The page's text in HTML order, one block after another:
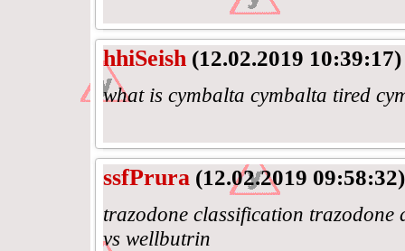
hhiSeish (12.02.2019 10:39:17)
what is cymbalta cymbalta tired
ssfPrura (12.02.2019 09:58:32)
trazodone classification trazodone
vs wellbutrin